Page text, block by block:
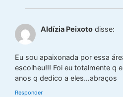
Aldízia Peixoto disse:
Eu sou apaixonada por essa
escolheu!!! Foi eu totalmente q
anos q dedico a eles…abraços
Responder